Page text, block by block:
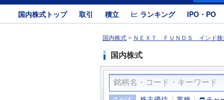
国内株式トップ 取引 積立 ランキング IPO・PO
国内株式 > ＮＥＸＴ ＦＵＮＤＳ インド株
国内株式